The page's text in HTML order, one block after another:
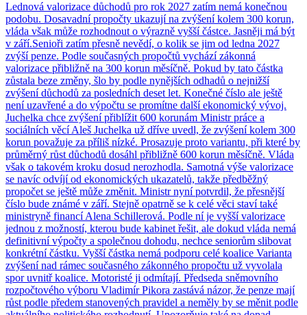
Lednová valorizace důchodů pro rok 2027 zatím nemá konečnou
podobu. Dosavadní propočty ukazují na zvýšení kolem 300 korun,
vláda však může rozhodnout o výrazně vyšší částce. Jasněji má být
v září.Senioři zatím přesně nevědí, o kolik se jim od ledna 2027
zvýší penze. Podle současných propočtů vychází zákonná
valorizace přibližně na 300 korun měsíčně. Pokud by tato částka
zůstala beze změny, šlo by podle nynějších odhadů o nejnižší
zvýšení důchodů za posledních deset let. Konečné číslo ale ještě
není uzavřené a do výpočtu se promítne další ekonomický vývoj.
Juchelka chce zvýšení přiblížit 600 korunám Ministr práce a
sociálních věcí Aleš Juchelka už dříve uvedl, že zvýšení kolem 300
korun považuje za příliš nízké. Prosazuje proto variantu, při které by
průměrný růst důchodů dosáhl přibližně 600 korun měsíčně. Vláda
však o takovém kroku dosud nerozhodla. Samotná výše valorizace
se navíc odvíjí od ekonomických ukazatelů, takže předběžný
propočet se ještě může změnit. Ministr nyní potvrdil, že přesnější
číslo bude známé v září. Stejně opatrně se k celé věci staví také
ministryně financí Alena Schillerová. Podle ní je vyšší valorizace
jednou z možností, kterou bude kabinet řešit, ale dokud vláda nemá
definitivní výpočty a společnou dohodu, nechce seniorům slibovat
konkrétní částku. Vyšší částka nemá podporu celé koalice Varianta
zvýšení nad rámec současného zákonného propočtu už vyvolala
spor uvnitř koalice. Motoristé ji odmítají. Předseda sněmovního
rozpočtového výboru Vladimír Pikora zastává názor, že penze mají
růst podle předem stanovených pravidel a neměly by se měnit podle